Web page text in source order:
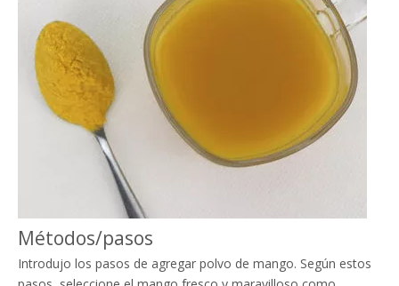
Métodos/pasos
Introdujo los pasos de agregar polvo de mango. Según estos